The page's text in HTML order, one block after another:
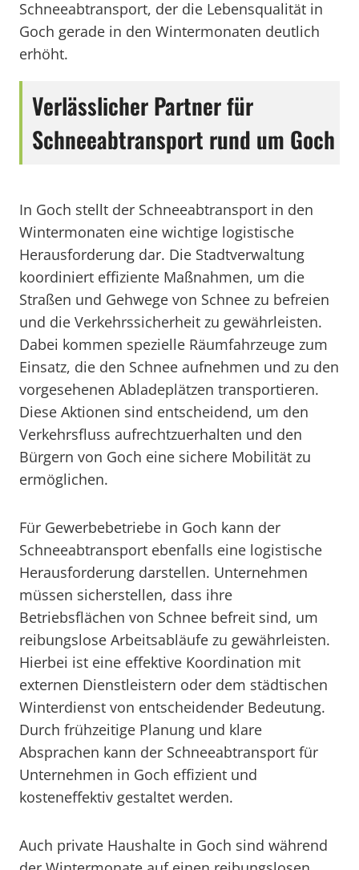
Schneeabtransport, der die Lebensqualität in
Goch gerade in den Wintermonaten deutlich
erhöht.
Verlässlicher Partner für
Schneeabtransport rund um Goch
In Goch stellt der Schneeabtransport in den
Wintermonaten eine wichtige logistische
Herausforderung dar. Die Stadtverwaltung
koordiniert effiziente Maßnahmen, um die
Straßen und Gehwege von Schnee zu befreien
und die Verkehrssicherheit zu gewährleisten.
Dabei kommen spezielle Räumfahrzeuge zum
Einsatz, die den Schnee aufnehmen und zu den
vorgesehenen Abladeplätzen transportieren.
Diese Aktionen sind entscheidend, um den
Verkehrsfluss aufrechtzuerhalten und den
Bürgern von Goch eine sichere Mobilität zu
ermöglichen.
Für Gewerbebetriebe in Goch kann der
Schneeabtransport ebenfalls eine logistische
Herausforderung darstellen. Unternehmen
müssen sicherstellen, dass ihre
Betriebsflächen von Schnee befreit sind, um
reibungslose Arbeitsabläufe zu gewährleisten.
Hierbei ist eine effektive Koordination mit
externen Dienstleistern oder dem städtischen
Winterdienst von entscheidender Bedeutung.
Durch frühzeitige Planung und klare
Absprachen kann der Schneeabtransport für
Unternehmen in Goch effizient und
kosteneffektiv gestaltet werden.
Auch private Haushalte in Goch sind während